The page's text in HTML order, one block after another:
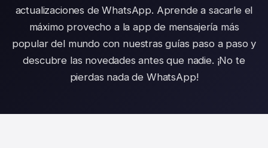
actualizaciones de WhatsApp. Aprende a sacarle el
máximo provecho a la app de mensajería más
popular del mundo con nuestras guías paso a paso y
descubre las novedades antes que nadie. ¡No te
pierdas nada de WhatsApp!